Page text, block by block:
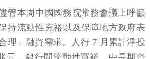
管本周中國國務院常務會議上呼籲
持流動性充裕以及保障地方政府表
理」融資需求。人行 7 月累計淨投
元，銀行間流動性寬裕，中長期資